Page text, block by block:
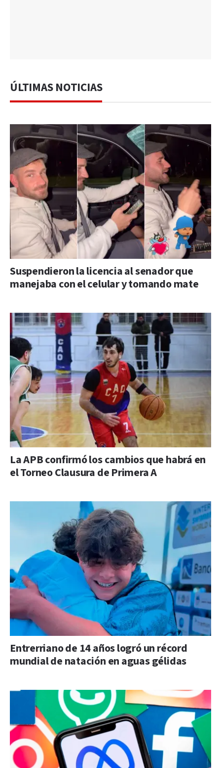
ÚLTIMAS NOTICIAS
Suspendieron la licencia al senador que
manejaba con el celular y tomando mate
La APB confirmó los cambios que habrá en
el Torneo Clausura de Primera A
Entrerriano de 14 años logró un récord
mundial de natación en aguas gélidas